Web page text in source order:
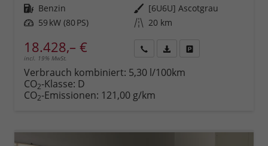
Kraftstoff Benzin Außenfarbe [6U6U] Ascotgrau
Leistung 59 kW (80 PS) Kilometerstand 20 km
18.428,– €
incl. 19% MwSt.
anfordern
Datei,
Verbrauch kombiniert: 5,30 l/100km
CO2-Klasse: D
CO2-Emissionen: 121,00 g/km